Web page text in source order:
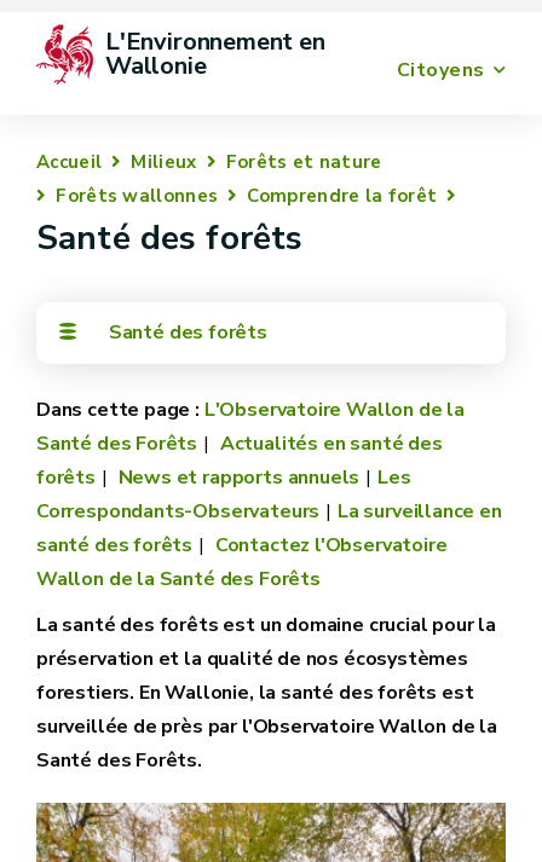
Citoyens
L'Environnement en
Wallonie
Accueil Milieux
Forêts et nature
Forêts wallonnes
Comprendre la forêt
Santé des forêts
Santé des forêts
L'Observatoire Wallon de la
Santé des Forêts
Actualités en santé des
forêts
News et rapports annuels
Les
Correspondants-Observateurs
La surveillance en
santé des forêts
Contactez l'Observatoire
Wallon de la Santé des Forêts
La santé des forêts est un domaine crucial pour la
préservation et la qualité de nos écosystèmes
forestiers. En Wallonie, la santé des forêts est
surveillée de près par l'Observatoire Wallon de la
Santé des Forêts.